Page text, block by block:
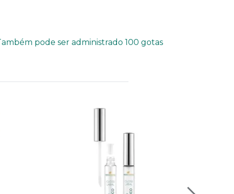
pode ser administrado 100 gotas